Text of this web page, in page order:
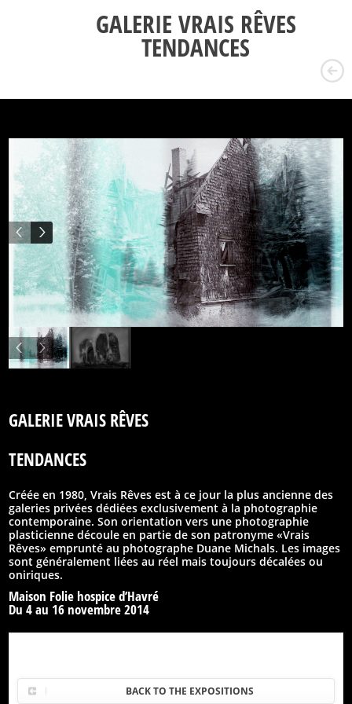
GALERIE VRAIS RÊVES
TENDANCES
GALERIE VRAIS RÊVES
TENDANCES
Créée en 1980, Vrais Rêves est à ce jour la plus ancienne des
galeries privées dédiées exclusivement à la photographie
contemporaine. Son orientation vers une photographie
plasticienne découle en partie de son patronyme «Vrais
Rêves» emprunté au photographe Duane Michals. Les images
sont généralement liées au réel mais toujours décalées ou
oniriques.
Maison Folie hospice d’Havré
Du 4 au 16 novembre 2014
BACK TO THE EXPOSITIONS